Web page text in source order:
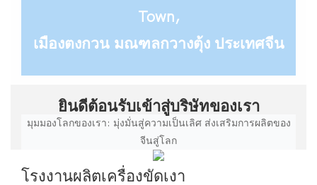
Town,
เมืองตงกวน มณฑลกวางตุ้ง ประเทศจีน
ยินดีต้อนรับเข้าสู่บริษัทของเรา
มุมมองโลกของเรา: มุ่งมั่นสู่ความเป็นเลิศ ส่งเสริมการผลิตของ
จีนสู่โลก
โรงงานผลิตเครื่องขัดเงา